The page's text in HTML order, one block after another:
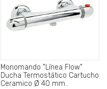
Monomando "Línea Flow"
Ducha Termostático Cartucho
Ceramico Ø 40 mm..